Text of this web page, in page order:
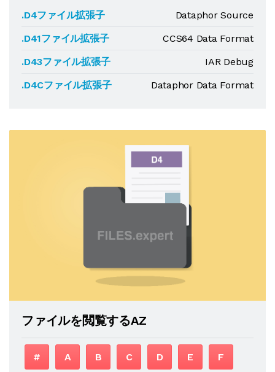
.D4ファイル拡張子
Dataphor Source
.D41ファイル拡張子
CCS64 Data Format
.D43ファイル拡張子
IAR Debug
.D4Cファイル拡張子
Dataphor Data Format
ファイルを閲覧するAZ
# A B C D E F